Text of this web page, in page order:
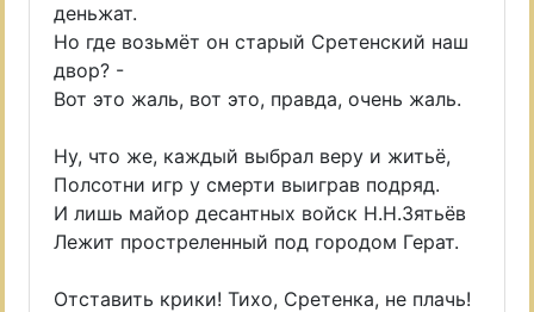
деньжат.
Но где возьмёт он старый Сретенский наш
двор? -
Вот это жаль, вот это, правда, очень жаль.
Ну, что же, каждый выбрал веру и житьё,
Полсотни игр у смерти выиграв подряд.
И лишь майор десантных войск Н.Н.Зятьёв
Лежит простреленный под городом Герат.
Отставить крики! Тихо, Сретенка, не плачь!